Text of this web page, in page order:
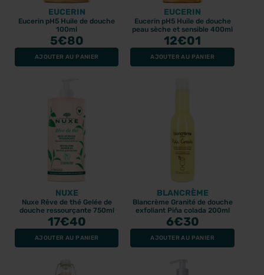
EUCERIN
Eucerin pH5 Huile de douche
100ml
5€80
AJOUTER AU PANIER
EUCERIN
Eucerin pH5 Huile de douche
peau sèche et sensible 400ml
12€01
AJOUTER AU PANIER
NUXE
Nuxe Rêve de thé Gelée de
douche ressourçante 750ml
17€40
AJOUTER AU PANIER
BLANCRÈME
Blancrème Granité de douche
exfoliant Piña colada 200ml
6€30
AJOUTER AU PANIER